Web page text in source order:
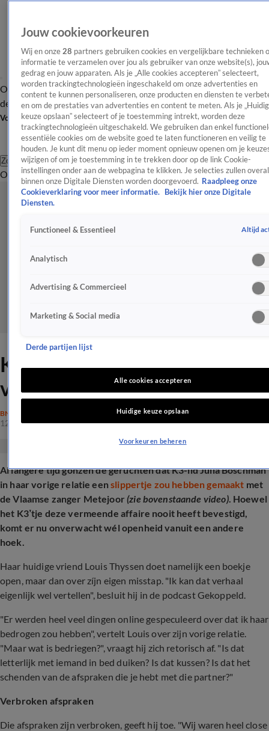
OverzichtAfleveringen Entertainment TV Algemeen
Tip
de redactieNieuwsbrief
Volg Shownieuws
Zoeken
OverzichtEntertainmentSpraakmakendRealityCrimeVideo's
K3-Julia en vriend geven
vreemdgaan toe
BN'ERS
12 juli 2025, 13:13
Al langere tijd gonzen de geruchten dat K3-lid Julia Boschman
in haar vorige relatie eenslippertje zou hebben gemaakt met
de Vlaamse zanger Metejoor(zie bovenstaande video). Hoewel
het K3’tje deze vermeende affaire nooit heeft bevestigd,
komt er nu onverwacht wél openheid vanuit een andere
hoek.
Haar huidige vriend Louis Thyssen doet namelijk een boekje
open, maar dan over zíjn eigen misstap. "Ik kan dat verhaal
eigenlijk wel vertellen", besluit hij in de podcast Gekoppeld.
"Er werden heel veel dingen online gespeculeerd over dat ik haar
bedrogen zou hebben", vertelt Louis over zijn vorige relatie.
"Maar wat is bedriegen?", vraagt hij zich retorisch af. "Is dat
letterlijk met iemand in bed duiken? Is dat kussen? Is dat het
schenden van de afspraken die je hebt met die partner?"
Verbroken afspraken
Die afspraken zijn verbroken, geeft hij toe. "Wij waren heel close
Jouw cookievoorkeuren
Wij en onze 28 partners gebruiken cookies en vergelijkbare technieken
informatie te verzamelen over jou als gebruiker van onze website(s),
gedrag en jouw apparaten. Als je „Alle cookies accepteren” selecteert,
worden trackingtechnologieën ingeschakeld om onze advertenties en
content te kunnen personaliseren, onze producten en diensten te
en om de prestaties van advertenties en content te meten. Als je
keuze opslaan” selecteert of je toestemming intrekt, worden deze
trackingtechnologieën uitgeschakeld. We gebruiken dan enkel
essentiële cookies om de website goed te laten functioneren en veilig te
houden. Je kunt dit menu op ieder moment opnieuw openen om je
wijzigen of om je toestemming in te trekken door op de link Cookie-
instellingen onder aan de webpagina te klikken. Je selecties zullen overal
binnen onze Digitale Diensten worden doorgevoerd. Raadpleeg onze
Cookieverklaring voor meer informatie.
Bekijk hier onze Digitale
Diensten.
Functioneel & Essentieel Altijd
Analytisch
Advertising & Commercieel
Marketing & Social media
Derde partijen lijst
Alle cookies accepteren
Huidige keuze opslaan
Voorkeuren beheren